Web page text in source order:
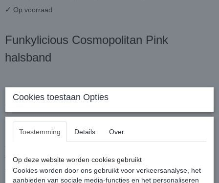
✓ Op voorraad
Funkylicious Cosmopolitan Pink
halsband
Deze mooie schattige halsbandjes worden met de hand gemaakt
en is soepel, licht, elegant en tot in de puntjes afgewerkt!
Top halsbandje uit eco-leder van het Spaanse designermerk
Funkylicious!
teer. Versierd met kleine en schattige satijnen & organza mini
strikken.
Cookies toestaan Opties
Toestemming Details Over
Op deze website worden cookies gebruikt
Cookies worden door ons gebruikt voor verkeersanalyse, het
aanbieden van sociale media-functies en het personaliseren